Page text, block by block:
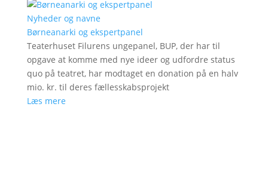
Nyheder og navne
Børneanarki og ekspertpanel
Teaterhuset Filurens ungepanel, BUP, der har til
opgave at komme med nye ideer og udfordre status
quo på teatret, har modtaget en donation på en halv
mio. kr. til deres fællesskabsprojekt
Læs mere